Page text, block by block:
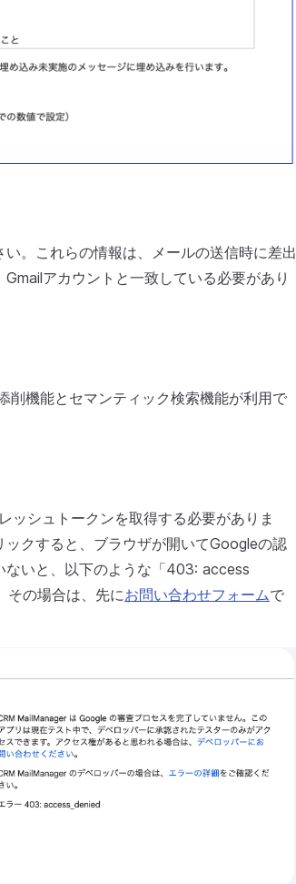
。これらの情報は、メールの送信時に差出
アカウントと一致している必要があり
削機能とセマンティック検索機能が利用で
ッシュトークンを取得する必要がありま
クすると、ブラウザが開いてGoogleの認
ないと、以下のような「403: access
その場合は、先にお問い合わせフォームで